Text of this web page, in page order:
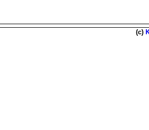
(c)